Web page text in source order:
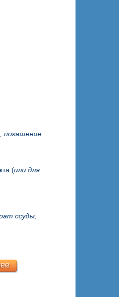
погашение
(или для
ссуды,